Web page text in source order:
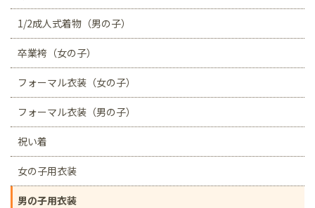
1/2成人式着物（男の子）
卒業袴（女の子）
フォーマル衣装（女の子）
フォーマル衣装（男の子）
祝い着
女の子用衣装
男の子用衣装